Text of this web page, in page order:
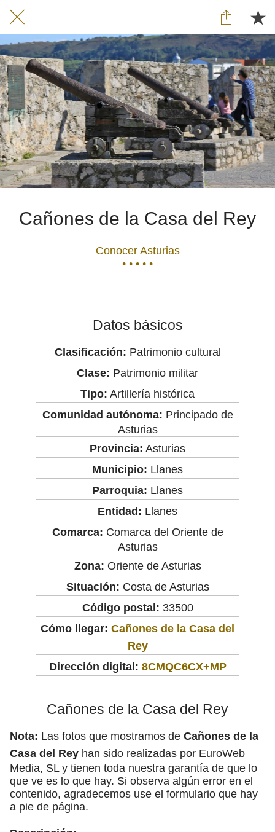
Cañones de la Casa del Rey
Conocer Asturias
• • • • •
Datos básicos
Clasificación: Patrimonio cultural
Clase: Patrimonio militar
Tipo: Artillería histórica
Comunidad autónoma: Principado de
Asturias
Provincia: Asturias
Municipio: Llanes
Parroquia: Llanes
Entidad: Llanes
Comarca: Comarca del Oriente de
Asturias
Zona: Oriente de Asturias
Situación: Costa de Asturias
Código postal: 33500
Cómo llegar: Cañones de la Casa del
Rey
Dirección digital: 8CMQC6CX+MP
Cañones de la Casa del Rey
Nota: Las fotos que mostramos de Cañones de la
Casa del Rey han sido realizadas por EuroWeb
Media, SL y tienen toda nuestra garantía de que lo
que ve es lo que hay. Si observa algún error en el
contenido, agradecemos use el formulario que hay
a pie de página.